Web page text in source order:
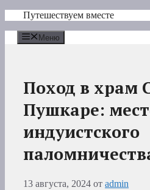
Перейти
содержимому
Путешествуем вместе
Меню
Поход в храм
Пушкаре:
индуистского
13 августа, 2024 от admin